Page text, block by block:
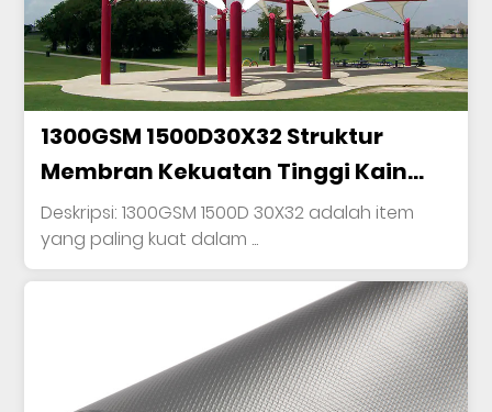
1300GSM 1500D30X32 Struktur
Membran Kekuatan Tinggi Kain
Poliester Dilapisi PVC
Deskripsi: 1300GSM 1500D 30X32 adalah item
yang paling kuat dalam ...